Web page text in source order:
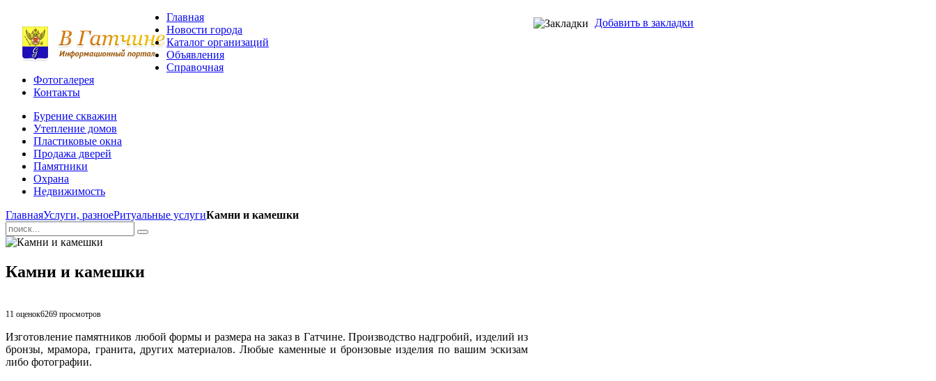
Добавить в закладки
Главная
Новости города
Каталог организаций
Объявления
Справочная
Фотогалерея
Контакты
Бурение скважин
Утепление домов
Пластиковые окна
Продажа дверей
Памятники
Охрана
Недвижимость
ГлавнаяУслуги, разноеРитуальные услугиКамни и камешки
Камни и камешки
11 оценок6269 просмотров
Изготовление памятников любой формы и размера на заказ в Гатчине. Производство надгробий, изделий из
бронзы, мрамора, гранита, других материалов. Любые каменные и бронзовые изделия по вашим эскизам
либо фотографии.